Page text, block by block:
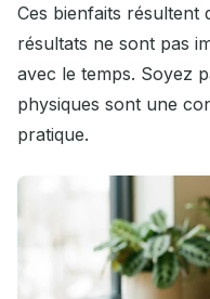
Ces bienfaits résultent
résultats ne sont pas
avec le temps. Soyez
physiques sont une
pratique.